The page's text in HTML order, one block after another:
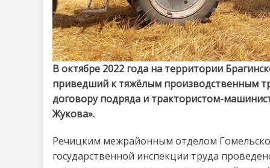
В октябре 2022 года на территории
приведший к тяжёлым производственным
договору подряда и трактористом-
Жукова».
Речицким межрайонным отделом
государственной инспекции труда